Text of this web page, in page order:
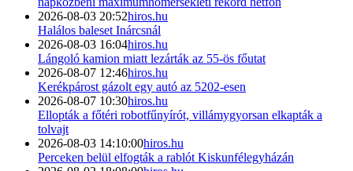
2026-08-03 20:52hiros.hu
Halálos baleset Inárcsnál
2026-08-03 16:04hiros.hu
Lángoló kamion miatt lezárták az 55-ös főutat
2026-08-07 12:46hiros.hu
Kerékpárost gázolt egy autó az 5202-esen
2026-08-07 10:30hiros.hu
Ellopták a főtéri robotfűnyírót, villámygyorsan elkapták a
tolvajt
2026-08-03 14:10:00hiros.hu
Perceken belül elfogták a rablót Kiskunfélegyházán